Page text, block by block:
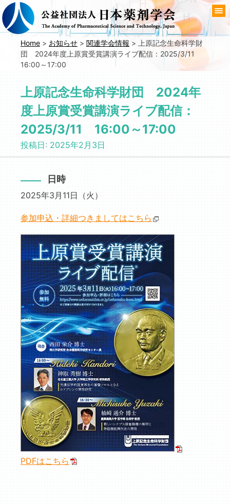
コ
ン
テ
Home > お知らせ > 関連学会情報 >
上原記念生命科学財
団 2024年度上原賞受賞講演ライブ配信：2025/3/11
16:00～17:00
上原記念生命科学財団 2024年
度上原賞受賞講演ライブ配信：
2025/3/11 16:00～17:00
投稿日: 2025年2月3日
日時
2025年3月11日（火）
参加申込・詳細つきましてはこちら
PDFはこちら